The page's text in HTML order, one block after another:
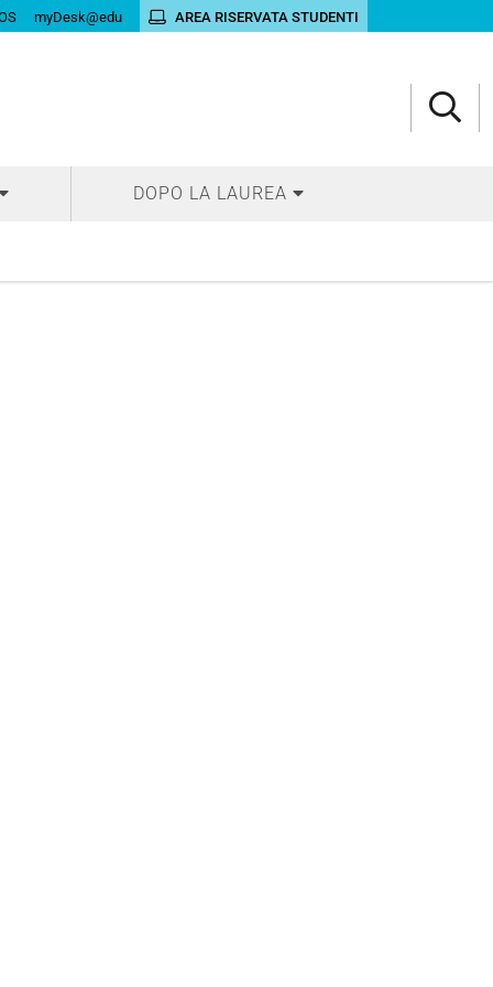
myDesk@edu AREA RISERVATA STUDENTI
DOPO LA LAUREA